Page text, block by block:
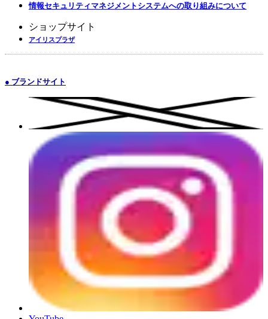
情報セキュリティマネジメントシステムへの取り組みについて
ショップサイト
アイリスプラザ
● ブランドサイト